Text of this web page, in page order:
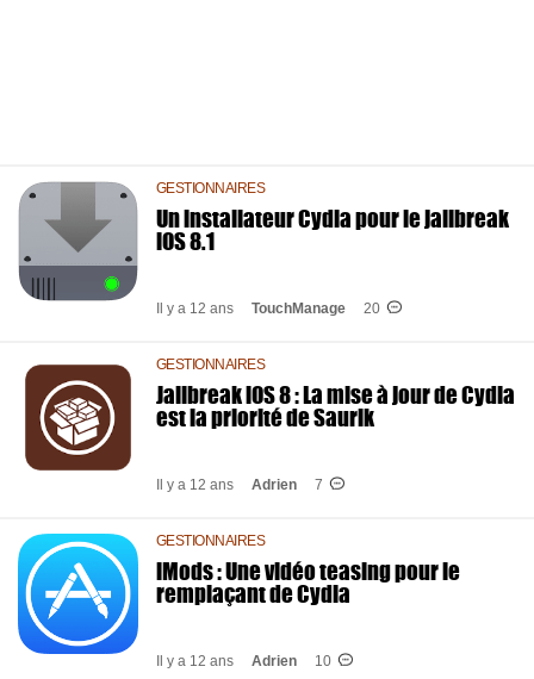
GESTIONNAIRES
Un installateur Cydia pour le jailbreak
iOS 8.1
Il y a 12 ans TouchManage 20
GESTIONNAIRES
Jailbreak iOS 8 : La mise à jour de Cydia
est la priorité de Saurik
Il y a 12 ans Adrien 7
GESTIONNAIRES
iMods : Une vidéo teasing pour le
remplaçant de Cydia
Il y a 12 ans Adrien 10